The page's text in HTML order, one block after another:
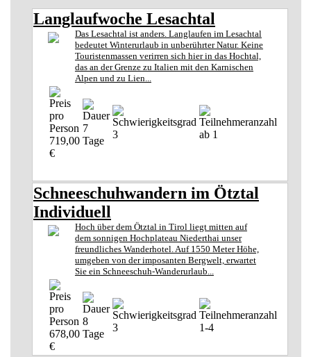
Langlaufwoche Lesachtal
Das Lesachtal ist anders. Langlaufen im Lesachtal
bedeutet Winterurlaub in unberührter Natur. Keine
Touristenmassen verirren sich hier in das Hochtal,
das an der Grenze zu Italien mit den Karnischen
Alpen und zu Lien...
719,00
€
7
Tage
3 ab 1
Schneeschuhwandern im Ötztal
Individuell
Hoch über dem Ötztal in Tirol liegt mitten auf
dem sonnigen Hochplateau Niederthai unser
freundliches Wanderhotel. Auf 1550 Meter Höhe,
umgeben von der imposanten Bergwelt, erwartet
Sie ein Schneeschuh-Wanderurlaub...
678,00
€
8
Tage
3 1-4